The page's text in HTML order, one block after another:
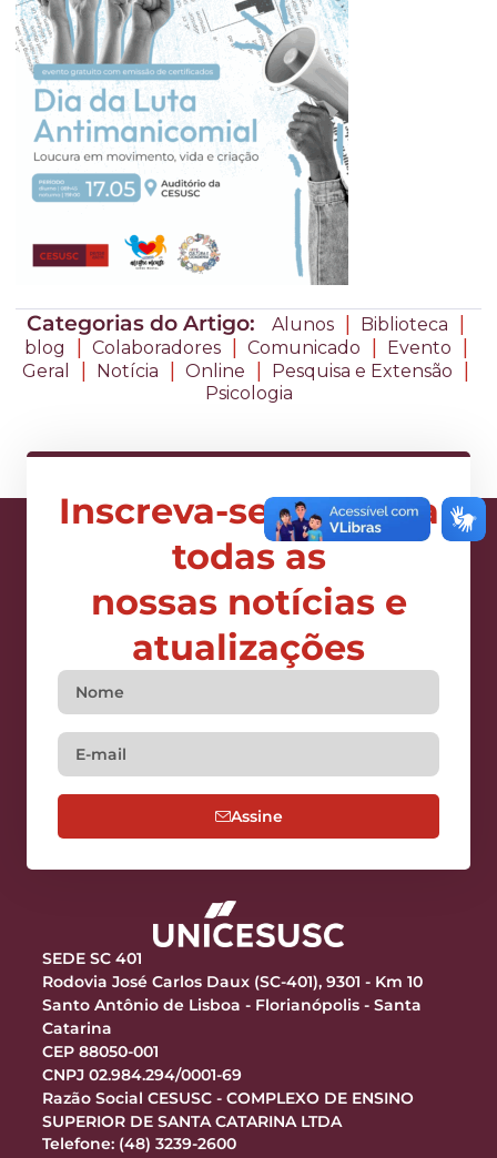
Categorias do Artigo: Alunos | Biblioteca |
blog | Colaboradores | Comunicado | Evento |
Geral | Notícia | Online | Pesquisa e Extensão |
Psicologia
Inscreva-se e receba
todas as
nossas notícias e
atualizações
Assine
SEDE SC 401
Rodovia José Carlos Daux (SC-401), 9301 - Km 10
Santo Antônio de Lisboa - Florianópolis - Santa
Catarina
CEP 88050-001
CNPJ 02.984.294/0001-69
Razão Social CESUSC - COMPLEXO DE ENSINO
SUPERIOR DE SANTA CATARINA LTDA
Telefone: (48) 3239-2600